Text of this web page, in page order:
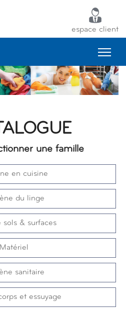
espace client
une famille
en cuisine
du linge
sols & surfaces
Matériel
sanitaire
et essuyage